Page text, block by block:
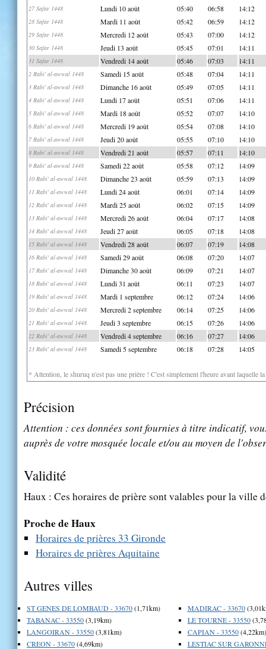
27 Safar 1448 Lundi 10 août 05:40 06:58 14:12
28 Safar 1448 Mardi 11 août 05:42 06:59 14:12
29 Safar 1448 Mercredi 12 août 05:43 07:00 14:12
30 Safar 1448 Jeudi 13 août 05:45 07:01 14:11
31 Safar 1448 Vendredi 14 août 05:46 07:03 14:11
2 Rabi' al-awwal 1448 Samedi 15 août 05:48 07:04 14:11
3 Rabi' al-awwal 1448 Dimanche 16 août 05:49 07:05 14:11
4 Rabi' al-awwal 1448 Lundi 17 août 05:51 07:06 14:11
5 Rabi' al-awwal 1448 Mardi 18 août 05:52 07:07 14:10
6 Rabi' al-awwal 1448 Mercredi 19 août 05:54 07:08 14:10
7 Rabi' al-awwal 1448 Jeudi 20 août 05:55 07:10 14:10
8 Rabi' al-awwal 1448 Vendredi 21 août 05:57 07:11 14:10
9 Rabi' al-awwal 1448 Samedi 22 août 05:58 07:12 14:09
10 Rabi' al-awwal 1448 Dimanche 23 août 05:59 07:13 14:09
11 Rabi' al-awwal 1448 Lundi 24 août 06:01 07:14 14:09
12 Rabi' al-awwal 1448 Mardi 25 août 06:02 07:15 14:09
13 Rabi' al-awwal 1448 Mercredi 26 août 06:04 07:17 14:08
14 Rabi' al-awwal 1448 Jeudi 27 août 06:05 07:18 14:08
15 Rabi' al-awwal 1448 Vendredi 28 août 06:07 07:19 14:08
16 Rabi' al-awwal 1448 Samedi 29 août 06:08 07:20 14:07
17 Rabi' al-awwal 1448 Dimanche 30 août 06:09 07:21 14:07
18 Rabi' al-awwal 1448 Lundi 31 août 06:11 07:23 14:07
19 Rabi' al-awwal 1448 Mardi 1 septembre 06:12 07:24 14:06
20 Rabi' al-awwal 1448 Mercredi 2 septembre 06:14 07:25 14:06
21 Rabi' al-awwal 1448 Jeudi 3 septembre 06:15 07:26 14:06
22 Rabi' al-awwal 1448 Vendredi 4 septembre 06:16 07:27 14:06
23 Rabi' al-awwal 1448 Samedi 5 septembre 06:18 07:28 14:05
* Attention, le shuruq n'est pas une prière ! C'est simplement l'heure avant laquelle
Précision
Attention : ces données sont fournies à titre indicatif,
auprès de votre mosquée locale et/ou au moyen de
Validité
Haux : Ces horaires de prière sont valables pour la ville
Proche de Haux
Horaires de prières 33 Gironde
Horaires de prières Aquitaine
Autres villes
ST GENES DE LOMBAUD - 33670(1,71km)
TABANAC - 33550(3,19km)
LANGOIRAN - 33550(3,81km)
CREON - 33670(4,69km)
MADIRAC - 33670
LE TOURNE - 33550
CAPIAN - 33550(4,22km)
LESTIAC SUR